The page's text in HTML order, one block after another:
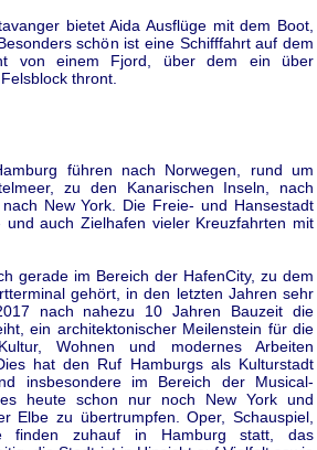
bietet Aida Ausflüge mit dem Boot,
schön ist eine Schifffahrt auf dem
von einem Fjord, über dem ein über
thront.
führen nach Norwegen, rund um
zu den Kanarischen Inseln, nach
New York. Die Freie- und Hansestadt
und auch Zielhafen vieler Kreuzfahrten mit
gerade im Bereich der HafenCity, zu dem
gehört, in den letzten Jahren sehr
nach nahezu 10 Jahren Bauzeit die
ein architektonischer Meilenstein für die
Wohnen und modernes Arbeiten
hat den Ruf Hamburgs als Kulturstadt
insbesondere im Bereich der Musical-
heute schon nur noch New York und
Elbe zu übertrumpfen. Oper, Schauspiel,
finden zuhauf in Hamburg statt, das